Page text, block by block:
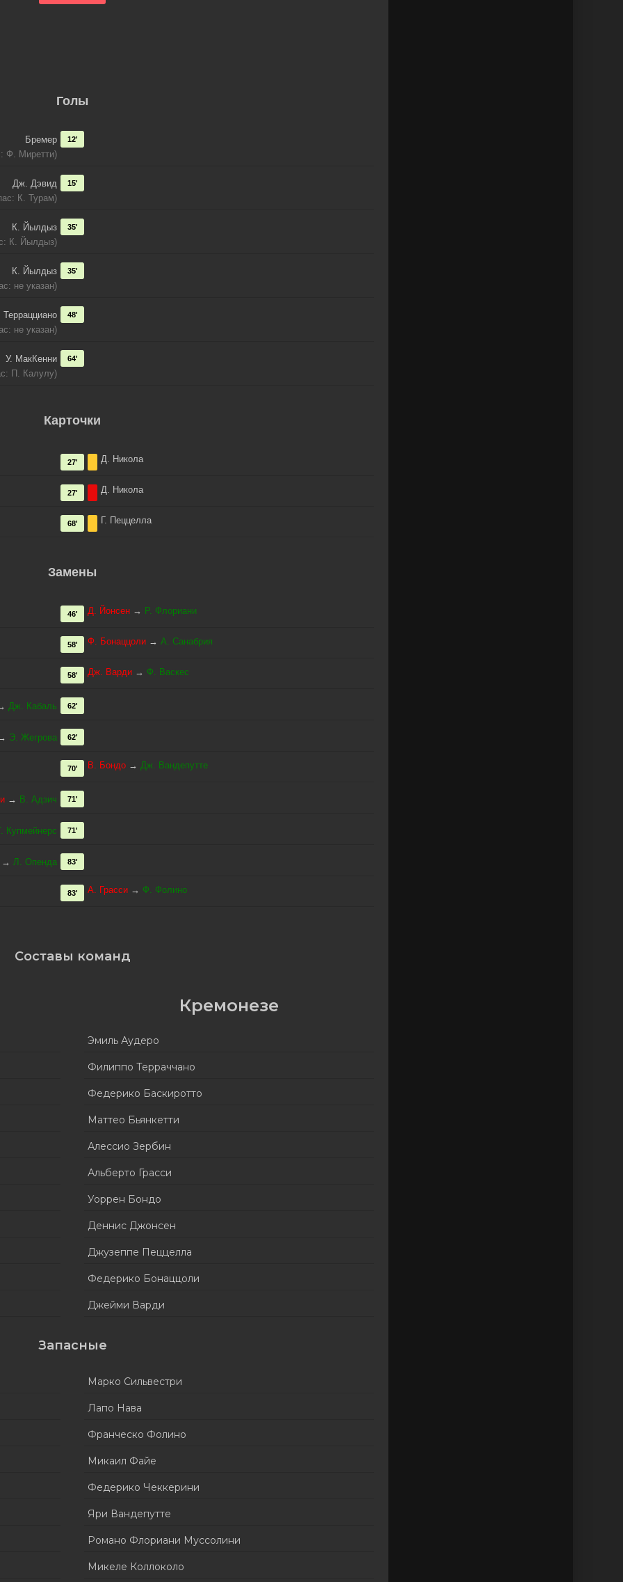
Голы
Бремер
Ф. Миретти)
12'
Дж. Дэвид
К. Турам)
15'
К. Йылдыз
К. Йылдыз)
35'
К. Йылдыз
не указан)
35'
не указан)
48'
У. МакКенни
П. Калулу)
64'
Карточки
Д. Никола
27'
Д. Никола
27'
Г. Пеццелла
68'
Замены
Д. Йонсен → Р. Флориани
46'
Ф. Бонаццоли → А. Санабрия
58'
Дж. Варди → Ф. Васкес
58'
Дж. Кабаль 62'
Э. Жегрова 62'
В. Бондо → Дж. Вандепутте
70'
→ В. Адзич 71'
Купмейнерс 71'
Л. Опенда 83'
А. Грасси → Ф. Фолино
83'
Составы команд
Кремонезе
Эмиль Аудеро
Филиппо Терраччано
Федерико Баскиротто
Маттео Бьянкетти
Алессио Зербин
Альберто Грасси
Уоррен Бондо
Деннис Джонсен
Джузеппе Пеццелла
Федерико Бонаццоли
Джейми Варди
Запасные
Марко Сильвестри
Лапо Нава
Франческо Фолино
Микаил Файе
Федерико Чеккерини
Яри Вандепутте
Романо Флориани Муссолини
Микеле Коллоколо